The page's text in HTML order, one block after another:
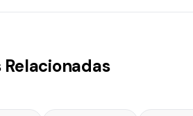
Relacionadas